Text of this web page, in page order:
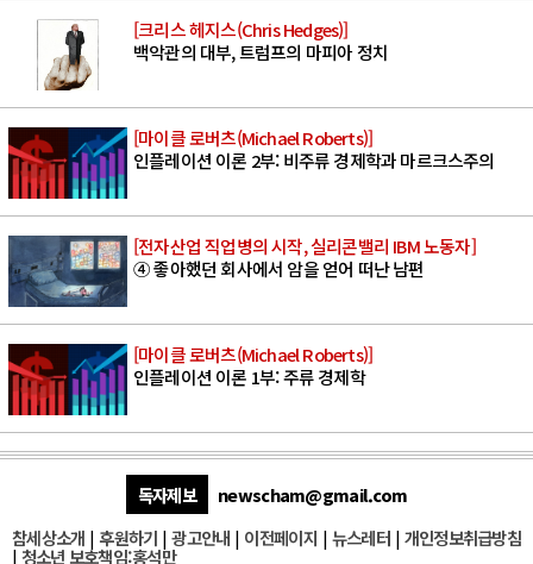
[크리스 헤지스(Chris Hedges)]
백악관의 대부, 트럼프의 마피아 정치
[마이클 로버츠(Michael Roberts)]
인플레이션 이론 2부: 비주류 경제학과 마르크스주의
[전자산업 직업병의 시작, 실리콘밸리 IBM 노동자]
④ 좋아했던 회사에서 암을 얻어 떠난 남편
[마이클 로버츠(Michael Roberts)]
인플레이션 이론 1부: 주류 경제학
독자제보
newscham@gmail.com
참세상소개 | 후원하기 |광고안내 | 이전페이지 | 뉴스레터| 개인정보취급방침
| 청소년 보호책임:홍석만